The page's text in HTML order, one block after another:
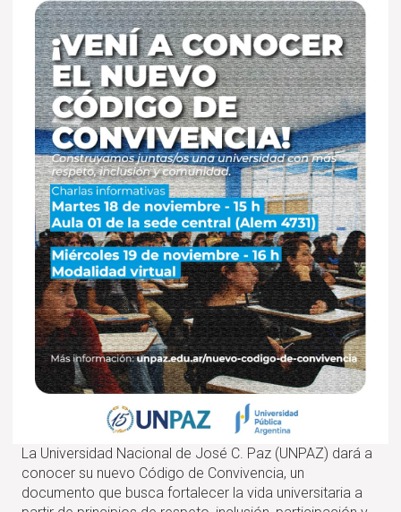
La Universidad Nacional de José C. Paz (UNPAZ) dará a
conocer su nuevo Código de Convivencia, un
documento que busca fortalecer la vida universitaria a